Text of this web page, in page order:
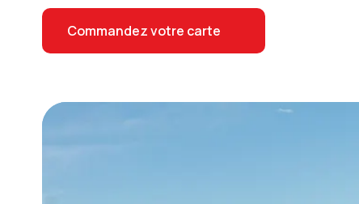
Commandez votre carte